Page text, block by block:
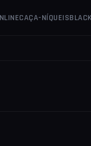
CAÇA-NÍQUEIS